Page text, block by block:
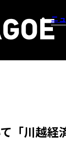
ニ
「川越